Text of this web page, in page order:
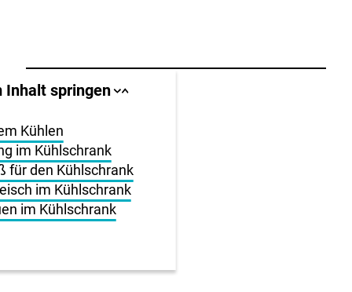
Inhalt springen Sprungankerliste
Sprungankerliste
Kühlen
im Kühlschrank
für den Kühlschrank
im Kühlschrank
im Kühlschrank